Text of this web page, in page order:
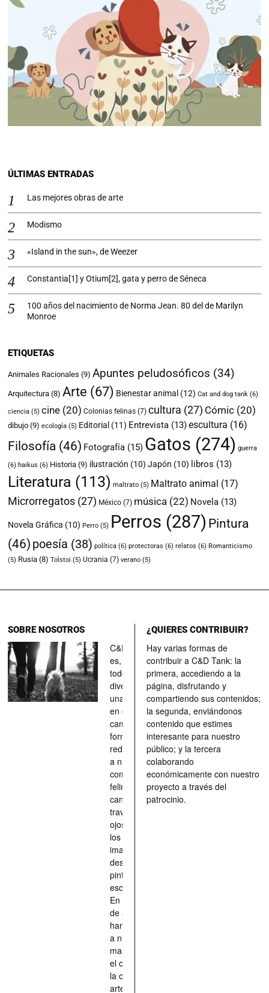
ÚLTIMAS ENTRADAS
Las mejores obras de arte
Modismo
«Island in the sun», de Weezer
Constantia[1] y Otium[2], gata y perro de Séneca
100 años del nacimiento de Norma Jean. 80 del de Marilyn
Monroe
ETIQUETAS
Animales Racionales (9) Apuntes peludosóficos (34)
Arquitectura (8) Arte (67) Bienestar animal (12) Cat and dog tank (6)
ciencia (5) cine (20) Colonias felinas (7) cultura (27) Cómic (20)
dibujo (9) ecología (5) Editorial (11) Entrevista (13)escultura (16)
Filosofía (46) Fotografía (15) Gatos (274) guerra
(6) haikus (6) Historia (9) ilustración (10) Japón (10) libros (13)
Literatura (113) maltrato (5) Maltrato animal (17)
Microrregatos (27) México (7) música (22) Novela (13)
Novela Gráfica (10) Perro (5) Perros (287) Pintura
(46) poesía (38) política (6) protectoras (6) relatos (6) Romanticismo
(5) Rusia (8) Tolstoi (5) Ucrania (7) verano (5)
SOBRE NOSOTROS
C&D Tank
es, ante
todo, un
divertimento,
una parada
en el
camino, una
forma de
redescubrir
a nuestros
compañeros
felinos y
caninos a
través de los
ojos quienes
los han
imaginado,
descrito,
pintado,
esculpido...
En definitiva,
de aquellos
han situado
a nuestras
mascotas en
el centro de
la obra de
arte.
¿QUIERES CONTRIBUIR?
Hay varias formas de
contribuir a C&D Tank: la
primera, accediendo a la
página, disfrutando y
compartiendo sus contenidos;
la segunda, enviándonos
contenido que estimes
interesante para nuestro
público; y la tercera
colaborando
económicamente con nuestro
proyecto a través del
patrocinio.